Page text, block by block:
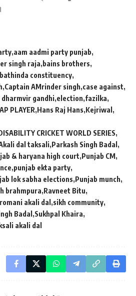
aam aadmi party punjab
singh raja bains brothers
bathinda constituency
Captain AMrinder singh case against
dharmvir gandhi election fazilka
PLAYER Hans Raj Hans Kejriwal
CRICKET WORLD SERIES
dal taksali Parkash Singh Badal
& haryana high court Punjab CM
punjab ekta party
lok sabha elections Punjab munch
brahmpura Ravneet Bitu
akali dal sikh community
Badal Sukhpal Khaira
akali dal